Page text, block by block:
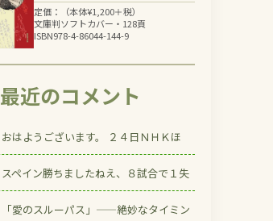
定価：（本体¥1,200＋税）
文庫判ソフトカバー・128頁
ISBN978-4-86044-144-9
最近のコメント
おはようございます。 ２４日ＮＨＫほ
スペイン勝ちましたねえ、８試合で１失
「愛のスルーパス」——絶妙なタイミン